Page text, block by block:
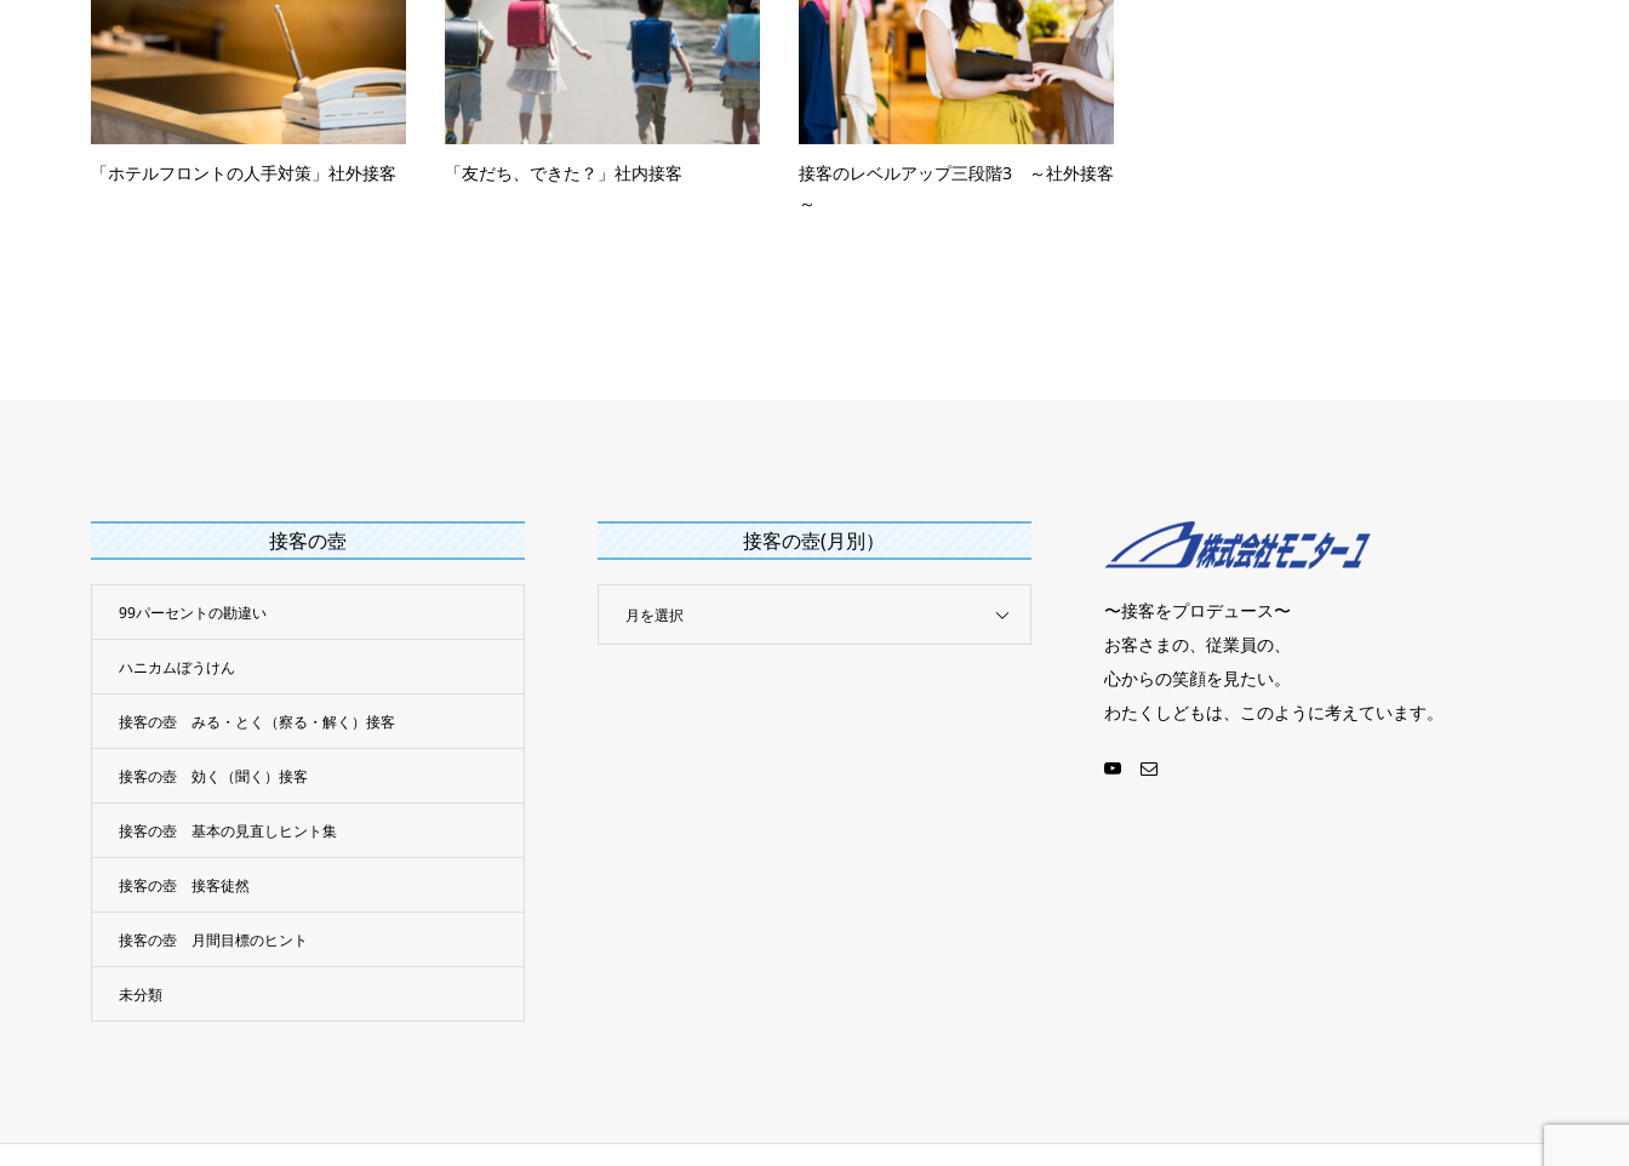
「ホテルフロントの人手対策」社外接客 「友だち、できた？」社内接客
接客のレベルアップ三段階3 ～社外接客
～
接客の壺
99パーセントの勘違い
ハニカムぼうけん
接客の壺 みる・とく（察る・解く）接客
接客の壺 効く（聞く）接客
接客の壺 基本の見直しヒント集
接客の壺 接客徒然
接客の壺 月間目標のヒント
未分類
接客の壺(月別）
月を選択
〜接客をプロデュース〜
お客さまの、従業員の、
心からの笑顔を見たい。
わたくしどもは、このように考えています。